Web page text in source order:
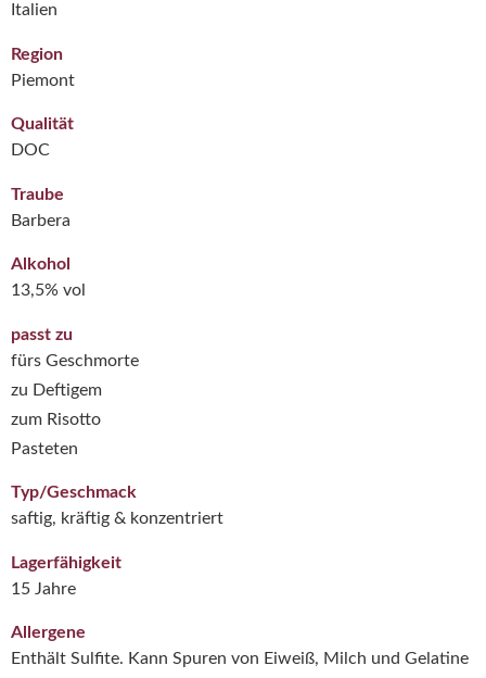
Italien
Region
Piemont
Qualität
DOC
Traube
Barbera
Alkohol
13,5% vol
passt zu
fürs Geschmorte
zu Deftigem
zum Risotto
Pasteten
Typ/Geschmack
saftig, kräftig & konzentriert
Lagerfähigkeit
15 Jahre
Allergene
Enthält Sulfite. Kann Spuren von Eiweiß, Milch und Gelatine